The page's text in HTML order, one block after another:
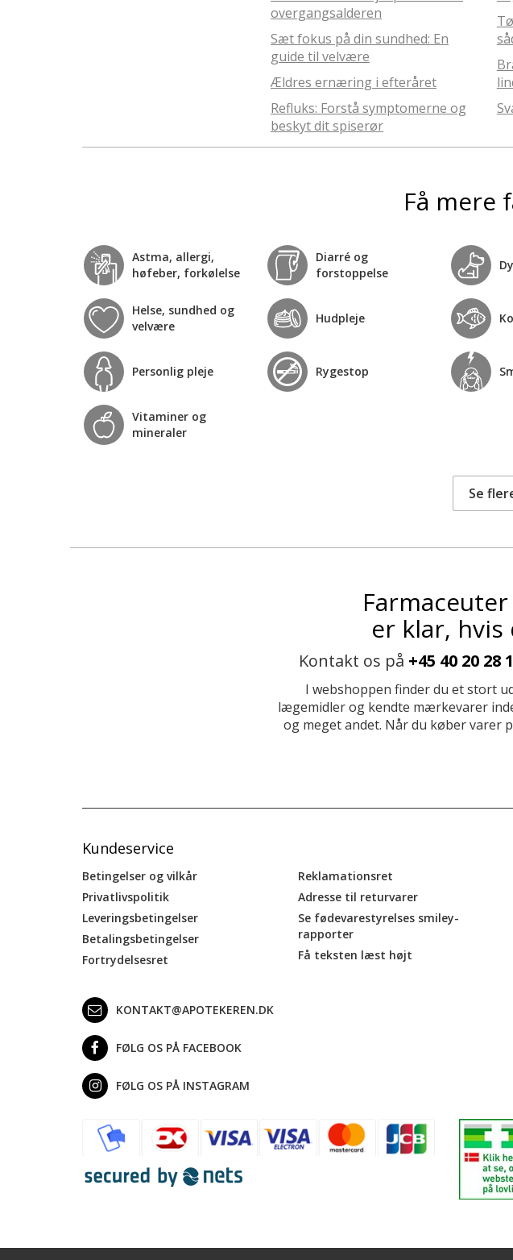
overgangsalderen
Sæt fokus på din sundhed: En
guide til velvære
Ældres ernæring i efteråret
Refluks: Forstå symptomerne og
beskyt dit spiserør
Få mere
Astma, allergi,
høfeber, forkølelse
Diarré og
forstoppelse
Helse, sundhed og
velvære
Hudpleje
Personlig pleje Rygestop
Vitaminer og
mineraler
Se
er klar,
Kontakt os på +45 40 20 28
I webshoppen finder du et stort
lægemidler og kendte mærkevarer
og meget andet. Når du køber varer
Kundeservice
Betingelser og vilkår
Privatlivspolitik
Leveringsbetingelser
Betalingsbetingelser
Fortrydelsesret
Reklamationsret
Adresse til returvarer
Se fødevarestyrelses smiley-
rapporter
Få teksten læst højt
KONTAKT@APOTEKEREN.DK
FØLG OS PÅ FACEBOOK
FØLG OS PÅ INSTAGRAM